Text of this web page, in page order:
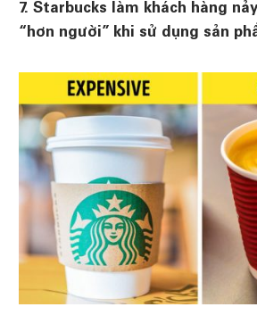
7. Starbucks làm khách hàng
“hơn người” khi sử dụng sản